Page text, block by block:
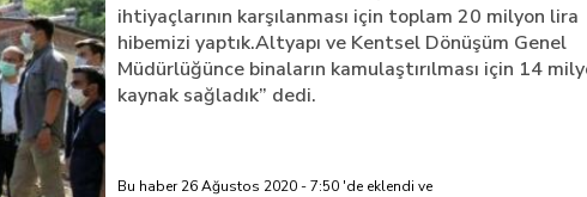
ihtiyaçlarının karşılanması için toplam 20 milyon lira
hibemizi yaptık.Altyapı ve Kentsel Dönüşüm Genel
Müdürlüğünce binaların kamulaştırılması için 14
kaynak sağladık” dedi.
Bu haber 26 Ağustos 2020 - 7:50 'de eklendi ve